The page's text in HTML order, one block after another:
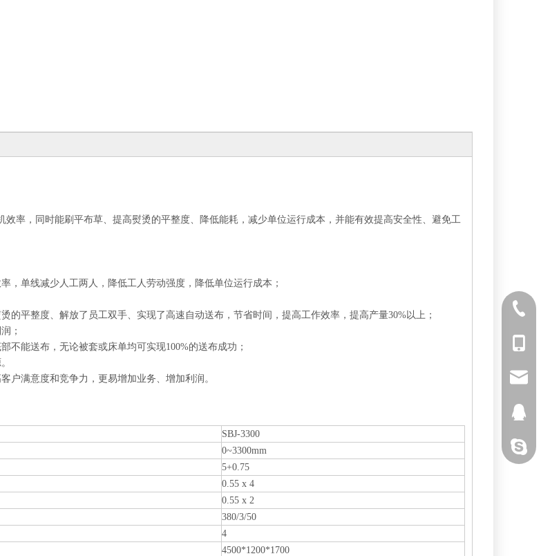
率，同时能刷平布草、提高熨烫的平整度、降低能耗，减少单位运行成本，并能有效提高安全性、避免工
，单线减少人工两人，降低工人劳动强度，降低单位运行成本；
的平整度、解放了员工双手、实现了高速自动送布，节省时间，提高工作效率，提高产量30%以上；
；
不能送布，无论被套或床单均可实现100%的送布成功；
户满意度和竞争力，更易增加业务、增加利润。
SBJ-3300
0~3300mm
5+0.75
0.55 x 4
0.55 x 2
380/3/50
4
4500*1200*1700
0523-
0086-
4200564
uyihcnaiq